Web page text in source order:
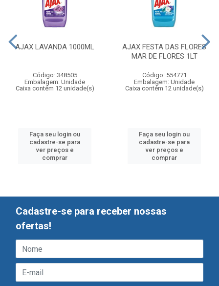
AJAX LAVANDA 1000ML
Código: 348505
Embalagem: Unidade
Caixa contém 12 unidade(s)
Faça seu login ou
cadastre-se para
ver preços e
comprar
AJAX FESTA DAS FLORES
MAR DE FLORES 1LT
Código: 554771
Embalagem: Unidade
Caixa contém 12 unidade(s)
Faça seu login ou
cadastre-se para
ver preços e
comprar
Cadastre-se para receber nossas
ofertas!